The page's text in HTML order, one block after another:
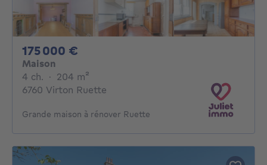
175 000 €
Maison
4 ch. 4 chambres
· 204 m²
6760 Virton Ruette
Grande maison à rénover Ruette